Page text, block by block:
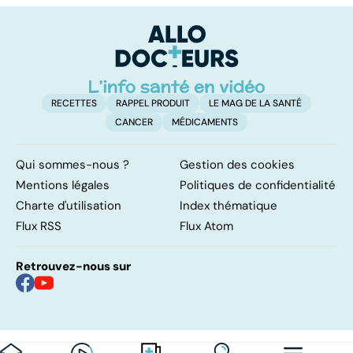
RECETTES RAPPEL PRODUIT
LE MAG DE LA SANTÉ
CANCER
MÉDICAMENTS
Qui sommes-nous ?
Gestion des cookies
Mentions légales
Politiques de confidentialité
Charte d'utilisation
Index thématique
Flux RSS
Flux Atom
Retrouvez-nous sur